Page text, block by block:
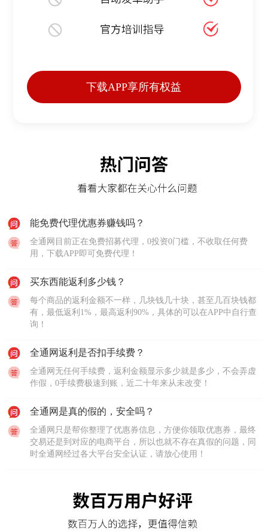
下载APP享所有权益
能免费代理优惠券赚钱吗？
全通网目前正在免费招募代理，0投资0门槛，不收取任何费
用，下载APP即可免费代理！
买东西能返利多少钱？
每个商品的返利金额不一样，几块钱几十块，甚至几百块钱都
有，最低返利1%，最高返利90%，具体的可以在APP中自行查
询！
全通网返利是否扣手续费？
全通网无任何手续费，返利金额显示多少就是多少，不会弄虚
作假，0手续费极速到账，近二十年来从未改变！
全通网是真的假的，安全吗？
全通网只是帮你整理了优惠券信息，方便你领取优惠券，最终
交易还是到对应的电商平台，所以也就不存在真假的问题，同
时全通网经过各大平台安全认证，请放心使用！